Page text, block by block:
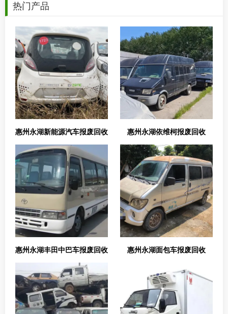
热门产品
惠州永湖新能源汽车报废回收 惠州永湖依维柯报废回收
惠州永湖丰田中巴车报废回收 惠州永湖面包车报废回收